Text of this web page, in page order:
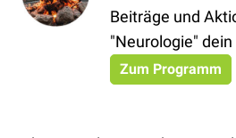
Beiträge und
"Neurologie"
Zum Programm